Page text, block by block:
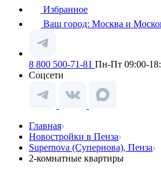
Избранное
Ваш город: Москва и
8 800 500-71-81 Пн-Пт 09:00-
Соцсети
Главная
Новостройки в Пенза
Supernova (Супернова), Пенза
2-комнатные квартиры